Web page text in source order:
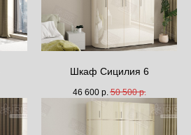
Шкаф Сицилия 6
46 600 р. 50 500 р.